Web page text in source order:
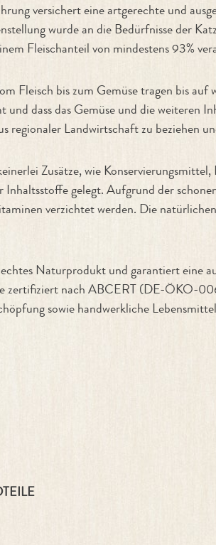
versichert eine artgerechte und
wurde an die Bedürfnisse der
Fleischanteil von mindestens 93%
Fleisch bis zum Gemüse tragen bis
dass das Gemüse und die weiteren
regionaler Landwirtschaft zu beziehen
Zusätze, wie
gelegt. Aufgrund der
verzichtet werden. Die
Naturprodukt und garantiert eine
zertifiziert nach ABCERT (DE-ÖKO-
sowie handwerkliche